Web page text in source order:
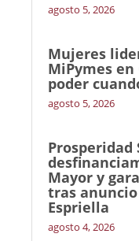
agosto 5, 2026
Mujeres
MiPymes
poder
agosto 5, 2026
Mayor y
tras
Espriella
agosto 4, 2026